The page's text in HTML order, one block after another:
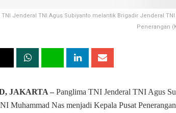
Jenderal TNI Agus Subiyanto melantik Brigadir Jenderal
Penerangan
JAKARTA – Panglima TNI Jenderal TNI Agus
Muhammad Nas menjadi Kepala Pusat